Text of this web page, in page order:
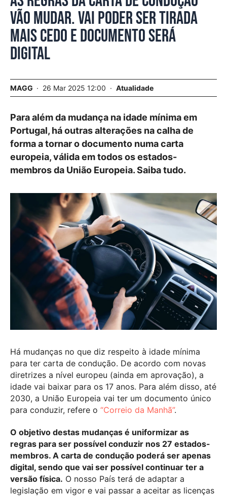
vão mudar. Vai poder ser tirada
mais cedo e documento será
digital
MAGG 26 Mar 2025 12:00 Atualidade
Para além da mudança na idade mínima em
Portugal, há outras alterações na calha de
forma a tornar o documento numa carta
europeia, válida em todos os estados-
membros da União Europeia. Saiba tudo.
Há mudanças no que diz respeito à idade mínima
para ter carta de condução. De acordo com novas
diretrizes a nível europeu (ainda em aprovação), a
idade vai baixar para os 17 anos. Para além disso, até
2030, a União Europeia vai ter um documento único
para conduzir, refere o “Correio da Manhã”.
O objetivo destas mudanças é uniformizar as
regras para ser possível conduzir nos 27 estados-
membros. A carta de condução poderá ser apenas
digital, sendo que vai ser possível continuar ter a
versão física. O nosso País terá de adaptar a
legislação em vigor e vai passar a aceitar as licenças